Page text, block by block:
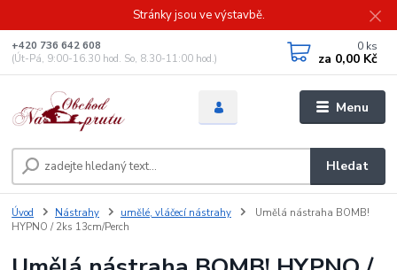
Stránky jsou ve výstavbě.
Menu
Hledat
+420 736 642 608
(Út-Pá, 9:00-16.30 hod. So, 8.30-11:00 hod.)
0 ks
za 0,00 Kč
Úvod Nástrahy umělé, vláčecí nástrahy
Umělá nástraha BOMB!
HYPNO / 2ks 13cm/Perch